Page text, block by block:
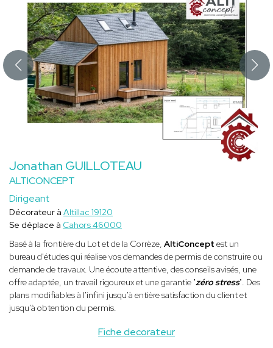
Jonathan GUILLOTEAU
ALTICONCEPT
Dirigeant
Fiche decorateur
Décorateur à Altillac 19120
Se déplace à Cahors 46000
Basé à la frontière du Lot et de la Corrèze, AltiConcept est un
bureau d'études qui réalise vos demandes de permis de construire ou
demande de travaux. Une écoute attentive, des conseils avisés, une
offre adaptée, un travail rigoureux et une garantie "zéro stress". Des
plans modifiables à l'infini jusqu'à entière satisfaction du client et
jusqu'à obtention du permis.